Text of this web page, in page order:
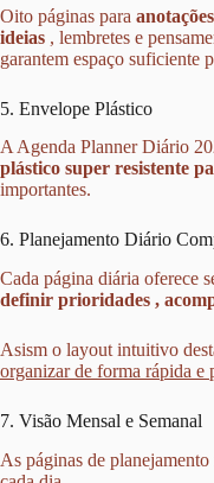
Oito páginas para
ideias , lembretes e
garantem espaço suficiente
5. Envelope Plástico
A Agenda Planner Diário
plástico super resistente
importantes.
6. Planejamento Diário
Cada página diária oferece
definir prioridades ,
Asism o layout intuitivo
organizar de forma rápida e
7. Visão Mensal e Semanal
As páginas de planejamento